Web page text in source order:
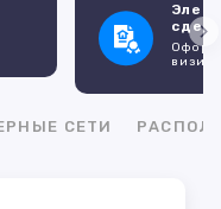
СЕТИ